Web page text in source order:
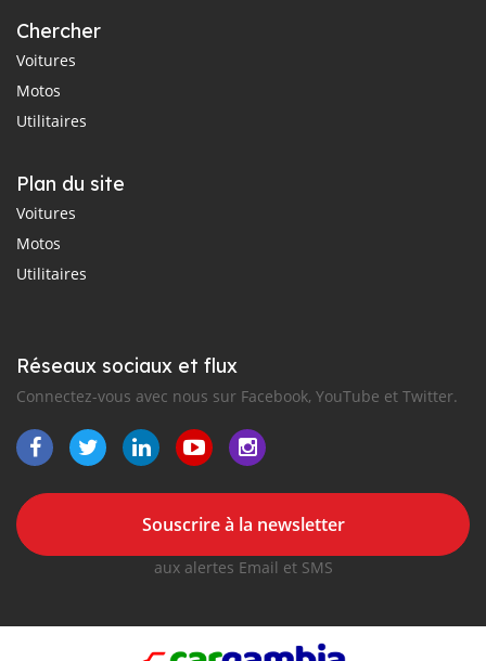
Chercher
Voitures
Motos
Utilitaires
Plan du site
Voitures
Motos
Utilitaires
Réseaux sociaux et flux
Connectez-vous avec nous sur Facebook, YouTube et Twitter.
Souscrire à la newsletter
aux alertes Email et SMS